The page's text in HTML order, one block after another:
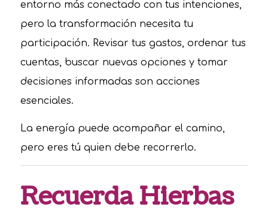
entorno más conectado con tus intenciones,
pero la transformación necesita tu
participación. Revisar tus gastos, ordenar tus
cuentas, buscar nuevas opciones y tomar
decisiones informadas son acciones
esenciales.
La energía puede acompañar el camino,
pero eres tú quien debe recorrerlo.
Recuerda Hierbas